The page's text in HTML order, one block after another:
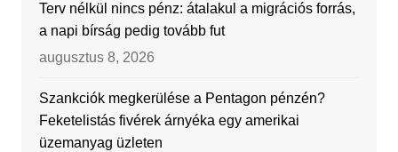
Terv nélkül nincs pénz: átalakul a migrációs forrás,
a napi bírság pedig tovább fut
augusztus 8, 2026
Szankciók megkerülése a Pentagon pénzén?
Feketelistás fivérek árnyéka egy amerikai
üzemanyag üzleten